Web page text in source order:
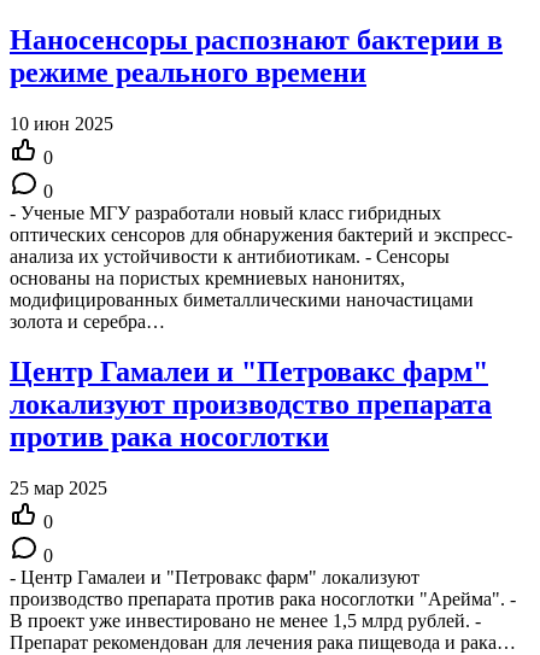
Наносенсоры распознают бактерии в
режиме реального времени
10 июн 2025
0
0
- Ученые МГУ разработали новый класс гибридных
оптических сенсоров для обнаружения бактерий и экспресс-
анализа их устойчивости к антибиотикам. - Сенсоры
основаны на пористых кремниевых нанонитях,
модифицированных биметаллическими наночастицами
золота и серебра…
Центр Гамалеи и "Петровакс фарм"
локализуют производство препарата
против рака носоглотки
25 мар 2025
0
0
- Центр Гамалеи и "Петровакс фарм" локализуют
производство препарата против рака носоглотки "Арейма". -
В проект уже инвестировано не менее 1,5 млрд рублей. -
Препарат рекомендован для лечения рака пищевода и рака…